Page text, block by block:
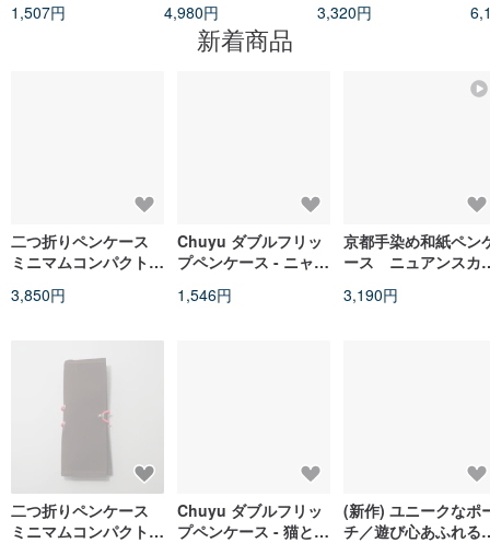
ケース 手帳 証明書 メ
1,507円
4,980円
3,320円
新着商品
二つ折りペンケース
ミニマムコンパクトサ
3,850円
二つ折りペンケース
ミニマムコンパクトサ
Chuyu ダブルフリッ
プペンケース - ニャン
チ / ペンケース / SGS
1,546円
Chuyu ダブルフリッ
プペンケース - 猫と本
京都手染め和紙ペン
ース ニュアンスカ
様 青海波・梅・市
3,190円
(新作) ユニークなポ
チ／遊び心あふれる